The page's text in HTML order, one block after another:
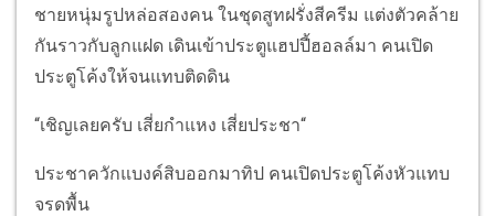
ชายหนุ่มรูปหล่อสองคน ในชุดสูทฝรั่งสีครีม แต่งตัวคล้าย
กันราวกับลูกแฝด เดินเข้าประตูแฮปปี้ฮอลล์มา คนเปิด
ประตูโค้งให้จนแทบติดดิน
“เชิญเลยครับ เสี่ยกำแหง เสี่ยประชา“
ประชาควักแบงค์สิบออกมาทิป คนเปิดประตูโค้งหัวแทบ
จรดพื้น